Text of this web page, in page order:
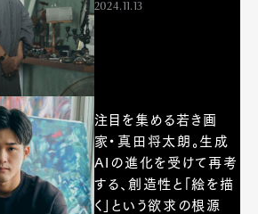
2024.11.13
注目を集める若き画
家・真田将太朗。生成
AIの進化を受けて再考
する、創造性と「絵を描
く」という欲求の根源